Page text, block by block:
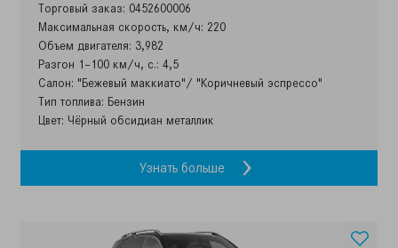
Торговый заказ: 0452600006
Максимальная скорость, км/ч: 220
Объем двигателя: 3,982
Разгон 1–100 км/ч, с.: 4,5
Салон: "Бежевый маккиато"/ "Коричневый эспрессо"
Тип топлива: Бензин
Цвет: Чёрный обсидиан металлик
Узнать больше